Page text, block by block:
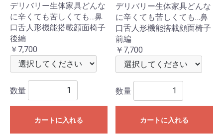
デリバリー生体家具どんな
に辛くても苦しくても…鼻
口舌人形機能搭載顔面椅子
後編
￥7,700
数量
カートに入れる
デリバリー生体家具どんな
に辛くても苦しくても…鼻
口舌人形機能搭載顔面椅子
前編
￥7,700
数量
カートに入れる